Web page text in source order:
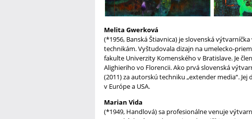
Melita Gwerková
(*1956, Banská Štiavnica) je slovenská
technikám. Vyštudovala dizajn na umelecko-
fakulte Univerzity Komenského v Bratislave. Je
Alighieriho vo Florencii. Ako prvá slovenská
(2011) za autorskú techniku „extender media“.
v Európe a USA.
Marian Vida
(*1949, Handlová) sa profesionálne venuje